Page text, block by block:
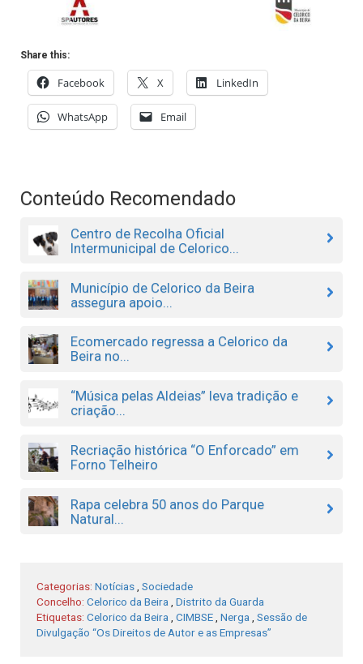
Share this:
Facebook X LinkedIn
WhatsApp Email
Conteúdo Recomendado
Centro de Recolha Oficial
Intermunicipal de Celorico...
Município de Celorico da Beira
assegura apoio...
Ecomercado regressa a Celorico da
Beira no...
“Música pelas Aldeias” leva tradição e
criação...
Recriação histórica “O Enforcado” em
Forno Telheiro
Rapa celebra 50 anos do Parque
Natural...
Categorias: Notícias Sociedade
Concelho: Celorico da Beira
Distrito da Guarda
Etiquetas: Celorico da Beira CIMBSE Nerga
Sessão de
Divulgação “Os Direitos de Autor e as Empresas”